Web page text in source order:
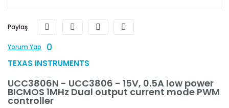
Paylaş
Yorum Yap 0
TEXAS INSTRUMENTS
UCC3806N - UCC3806 - 15V, 0.5A low power
BICMOS 1MHz Dual output current mode PWM
controller